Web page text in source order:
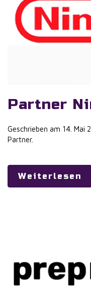
Partner
Geschrieben am 14. Mai
Partner.
Weiterlesen